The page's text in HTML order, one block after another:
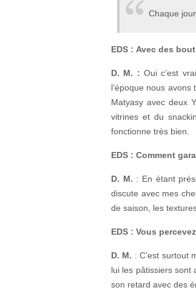
Chaque
EDS : Avec des
D. M. : Oui c’est
l’époque nous avons
Matyasy avec deux
vitrines et du
fonctionne très bien.
EDS : Comment
D. M. : En étant
discute avec mes
de saison, les
EDS : Vous
D. M. : C’est surtout
lui les pâtissiers sont
son retard avec des